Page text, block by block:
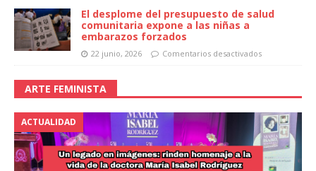
El desplome del presupuesto de salud
comunitaria expone a las niñas a
embarazos forzados
22 junio, 2026 Comentarios desactivados
ARTE FEMINISTA
ACTUALIDAD